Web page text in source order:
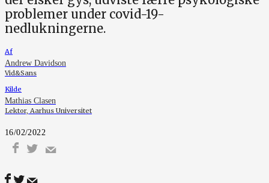
problemer under covid-19-
nedlukningerne.
Af
Andrew Davidson
Vid&Sans
Kilde
Mathias Clasen
Lektor, Aarhus Universitet
16/02/2022